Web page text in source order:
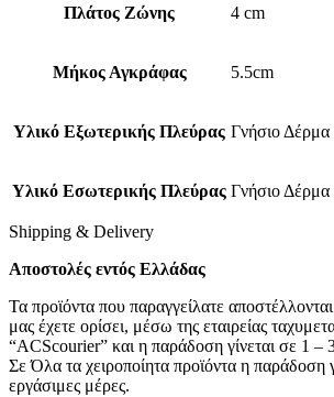
Πλάτος Ζώνης 4 cm
Μήκος Αγκράφας 5.5cm
Υλικό Εξωτερικής Πλεύρας Γνήσιο Δέρμα
Υλικό Εσωτερικής Πλεύρας Γνήσιο Δέρμα
Shipping & Delivery
Αποστολές εντός Ελλάδας
Τα προϊόντα που παραγγείλατε
μας έχετε ορίσει, μέσω της εταιρείας
“ACScourier” και η παράδοση γίνεται σε 1 –
Σε Όλα τα χειροποίητα προϊόντα η παράδοση
εργάσιμες μέρες.